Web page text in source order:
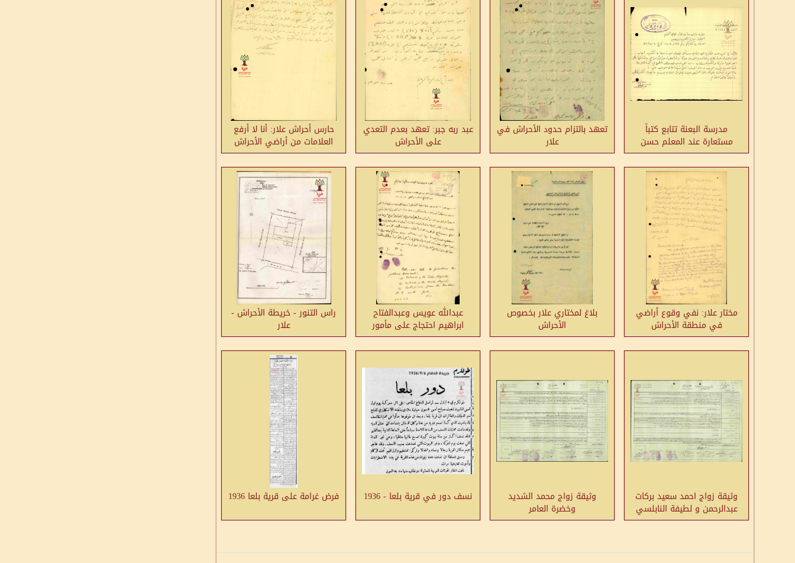
مدرسة البعنة تتابع كتباً
مستعارة عند المعلم حسن
عكاوي
تعهد بالتزام حدود الأحراش في
علار
عبد ربه جبر: تعهد بعدم التعدي
على الأحراش
حارس أحراش علار: أنا لا أرفع
العلامات من أراضي الأحراش
مختار علار: نفي وقوع أراضي
في منطقة الأحراش
بلاغ لمختاري علار بخصوص
الأحراش
عبدالله عويس وعبدالفتاح
ابراهيم احتجاج على مأمور
الأحراش
راس التنور - خريطة الأحراش -
علار
وثيقة زواج احمد سعيد بركات
عبدالرحمن و لطيفة النابلسي
وثيقة زواج محمد الشديد
وخضرة العامر
نسف دور في قرية بلعا - 1936 فرض غرامة على قرية بلعا 1936